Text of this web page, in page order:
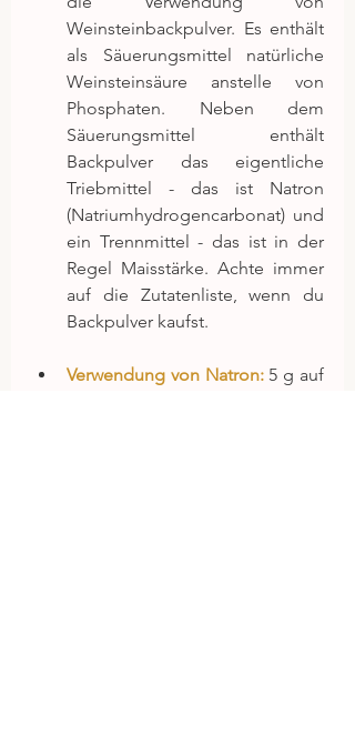
Weinsteinbackpulver. Es enthält
als Säuerungsmittel natürliche
Weinsteinsäure anstelle von
Phosphaten. Neben dem
Säuerungsmittel enthält
Backpulver das eigentliche
Triebmittel - das ist Natron
(Natriumhydrogencarbonat) und
ein Trennmittel - das ist in der
Regel Maisstärke. Achte immer
auf die Zutatenliste, wenn du
Backpulver kaufst.
Verwendung von Natron: 5 g auf